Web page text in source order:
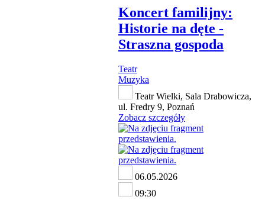
Koncert familijny:
Historie na dęte -
Straszna gospoda
Teatr
Muzyka
Teatr Wielki, Sala Drabowicza,
ul. Fredry 9, Poznań
Zobacz szczegóły
06.05.2026
09:30